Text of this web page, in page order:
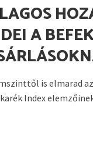
A
is elmarad
Index